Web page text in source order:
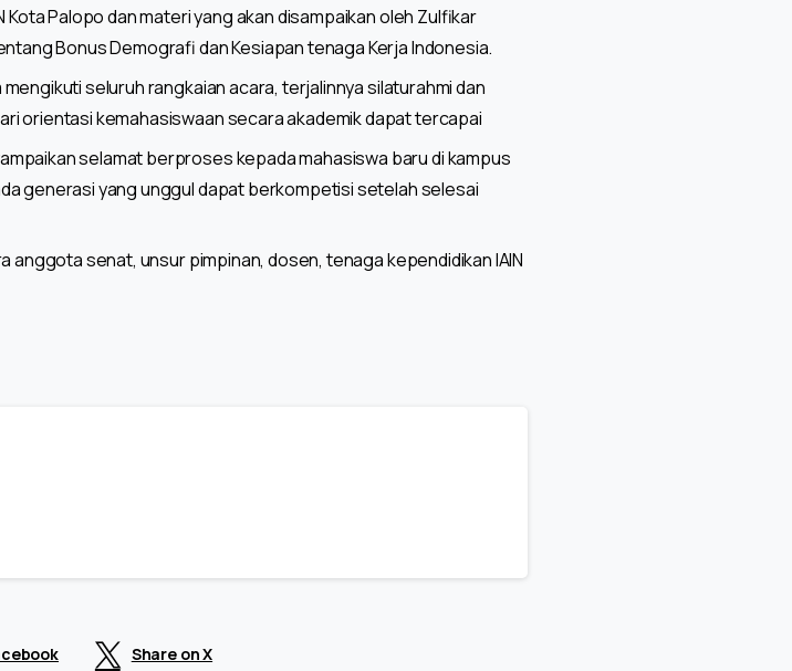
Kota Palopo dan materi yang akan disampaikan oleh Zulfikar
Bonus Demografi dan Kesiapan tenaga Kerja Indonesia.
seluruh rangkaian acara, terjalinnya silaturahmi dan
orientasi kemahasiswaan secara akademik dapat tercapai
selamat berproses kepada mahasiswa baru di kampus
generasi yang unggul dapat berkompetisi setelah selesai
anggota senat, unsur pimpinan, dosen, tenaga kependidikan IAIN
Share on X